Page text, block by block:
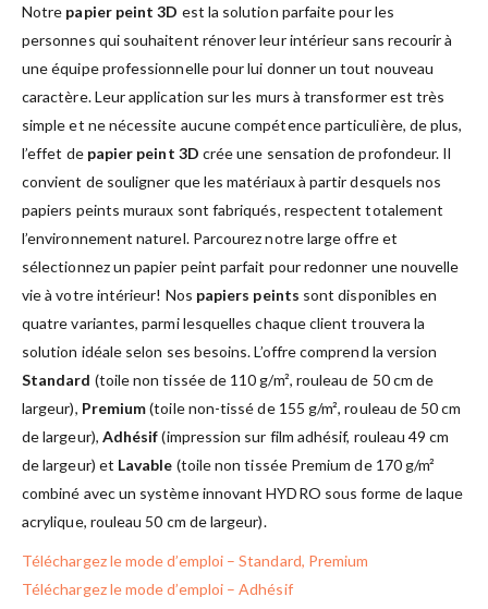
Notre papier peint 3D est la solution parfaite pour les
personnes qui souhaitent rénover leur intérieur sans recourir à
une équipe professionnelle pour lui donner un tout nouveau
caractère. Leur application sur les murs à transformer est très
simple et ne nécessite aucune compétence particulière, de plus,
l’effet de papier peint 3D crée une sensation de profondeur. Il
convient de souligner que les matériaux à partir desquels nos
papiers peints muraux sont fabriqués, respectent totalement
l’environnement naturel. Parcourez notre large offre et
sélectionnez un papier peint parfait pour redonner une nouvelle
vie à votre intérieur! Nos papiers peints sont disponibles en
quatre variantes, parmi lesquelles chaque client trouvera la
solution idéale selon ses besoins. L’offre comprend la version
Standard (toile non tissée de 110 g/m², rouleau de 50 cm de
largeur), Premium(toile non-tissé de 155 g/m², rouleau de 50 cm
de largeur), Adhésif(impression sur film adhésif, rouleau 49 cm
de largeur) et Lavable (toile non tissée Premium de 170 g/m²
combiné avec un système innovant HYDRO sous forme de laque
acrylique, rouleau 50 cm de largeur).
Téléchargez le mode d’emploi – Standard, Premium
Téléchargez le mode d’emploi – Adhésif